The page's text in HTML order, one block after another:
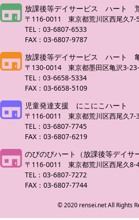
放課後等デイサービス ハート
〒116-0011 東京都荒川区西尾久
TEL：03-6807-6533
FAX：03-6807-9787
放課後等デイサービス ハート
〒130-0014 東京都墨田区亀沢3-
TEL：03-6658-5334
FAX：03-6658-5109
児童発達支援 にこにこハート
〒116-0011 東京都荒川区西尾久
TEL：03-6807-7745
FAX：03-6807-6219
のびのびハート（放課後等デイサ
〒116-0011 東京都荒川区西尾久
TEL：03-6807-7272
FAX：03-6807-7744
© 2020 rensei.net All Rights